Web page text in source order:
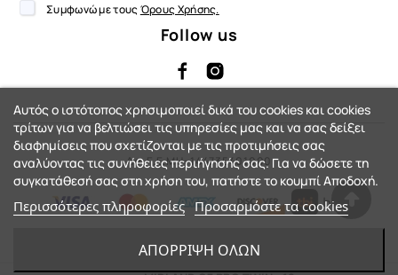
Συμφωνώ με τους Όρους Χρήσης.
Follow us
Αρ. Γ.Ε.ΜΗ: 144735401000
Αυτός ο ιστότοπος χρησιμοποιεί δικά του cookies και cookies
τρίτων για να βελτιώσει τις υπηρεσίες μας και να σας δείξει
διαφημίσεις που σχετίζονται με τις προτιμήσεις σας
αναλύοντας τις συνήθειες περιήγησής σας. Για να δώσετε τη
συγκατάθεσή σας στη χρήση του, πατήστε το κουμπί Αποδοχή.
Περισσότερες πληροφορίες Προσαρμόστε τα cookies
ΑΠΌΡΡΙΨΗ ΌΛΩΝ
eShop by Synergic Software